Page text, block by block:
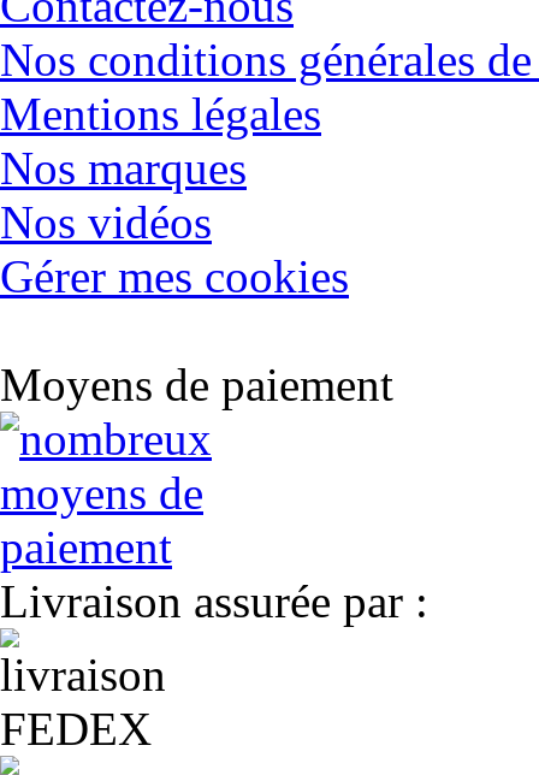
Nos conditions générales
Mentions légales
Nos marques
Nos vidéos
Gérer mes cookies
Moyens de paiement
Livraison assurée par :